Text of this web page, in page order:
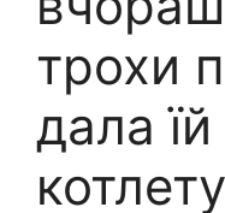
трохи
дала